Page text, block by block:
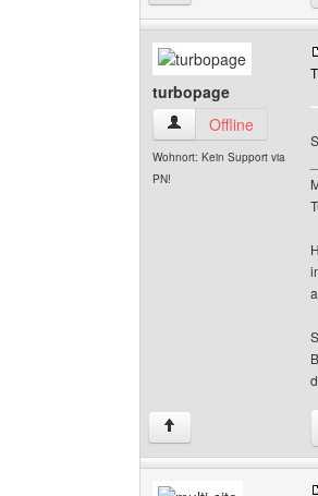
turbopage
turbopage Benutzer-
Offline
Wohnort: Kein Support via
PN!
↑